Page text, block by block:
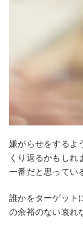
嫌がらせをするよ
くり返るかもしれ
一番だと思ってい
誰かをターゲット
の余裕のない哀れ